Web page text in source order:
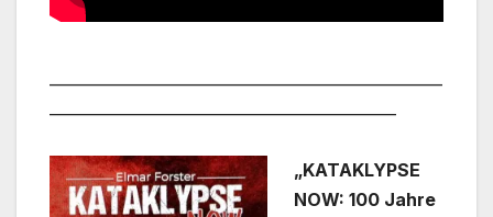
„KATAKLYPSE
NOW: 100 Jahre